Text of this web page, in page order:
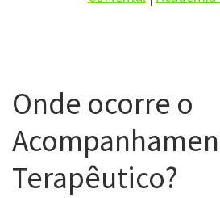
Onde ocorre o
Terapêutico?